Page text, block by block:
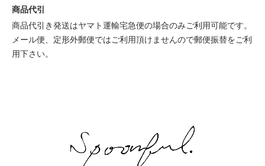
商品代引
商品代引き発送はヤマト運輸宅急便の場合のみご利用可能です。
メール便、定形外郵便ではご利用頂けませんので郵便振替をご利
用下さい。